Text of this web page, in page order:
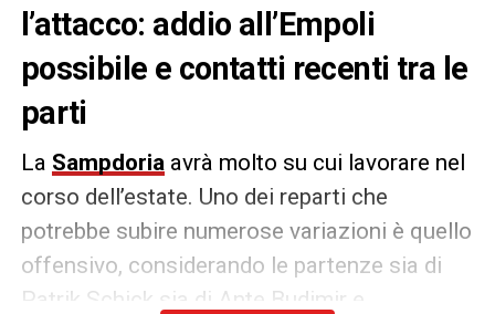
l’attacco: addio all’Empoli
possibile e contatti recenti tra le
parti
La Sampdoria avrà molto su cui lavorare nel
corso dell’estate. Uno dei reparti che
potrebbe subire numerose variazioni è quello
offensivo, considerando le partenze sia di
Patrik Schick sia di Ante Budimir e